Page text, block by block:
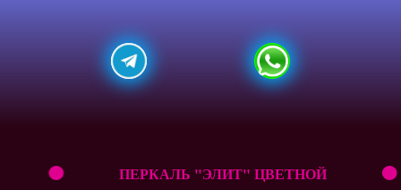
ПЕРКАЛЬ "ЭЛИТ" ЦВЕТНОЙ